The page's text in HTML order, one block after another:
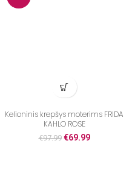
Kelioninis krepšys moterims FRIDA
KAHLO ROSE
€97.99 €69.99